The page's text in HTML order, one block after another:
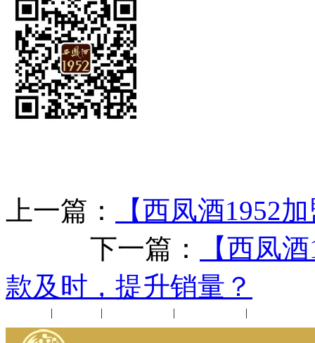
上一篇：
【西凤酒1952
下一篇：
【西凤
款及时，提升销量？
| | | |